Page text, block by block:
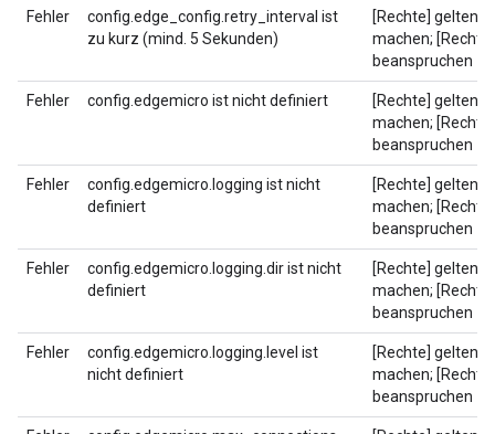
Fehler
config.edge_config.retry_interval ist
zu kurz (mind. 5 Sekunden)
[Rechte] geltend
machen; [Rechte]
beanspruchen
Fehler config.edgemicro ist nicht definiert
[Rechte] geltend
machen; [Rechte]
beanspruchen
Fehler
config.edgemicro.logging ist nicht
definiert
[Rechte] geltend
machen; [Rechte]
beanspruchen
Fehler
config.edgemicro.logging.dir ist nicht
definiert
[Rechte] geltend
machen; [Rechte]
beanspruchen
Fehler
config.edgemicro.logging.level ist
nicht definiert
[Rechte] geltend
machen; [Rechte]
beanspruchen